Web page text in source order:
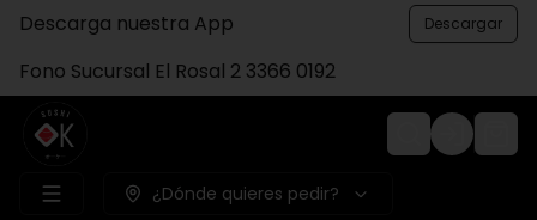
Descarga nuestra App Descargar
Fono Sucursal El Rosal 2 3366 0192
Login
¿Dónde quieres pedir?